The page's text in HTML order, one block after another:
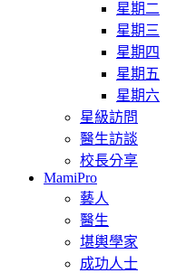
星期二
星期三
星期四
星期五
星期六
星級訪問
醫生訪談
校長分享
MamiPro
藝人
醫生
堪輿學家
成功人士